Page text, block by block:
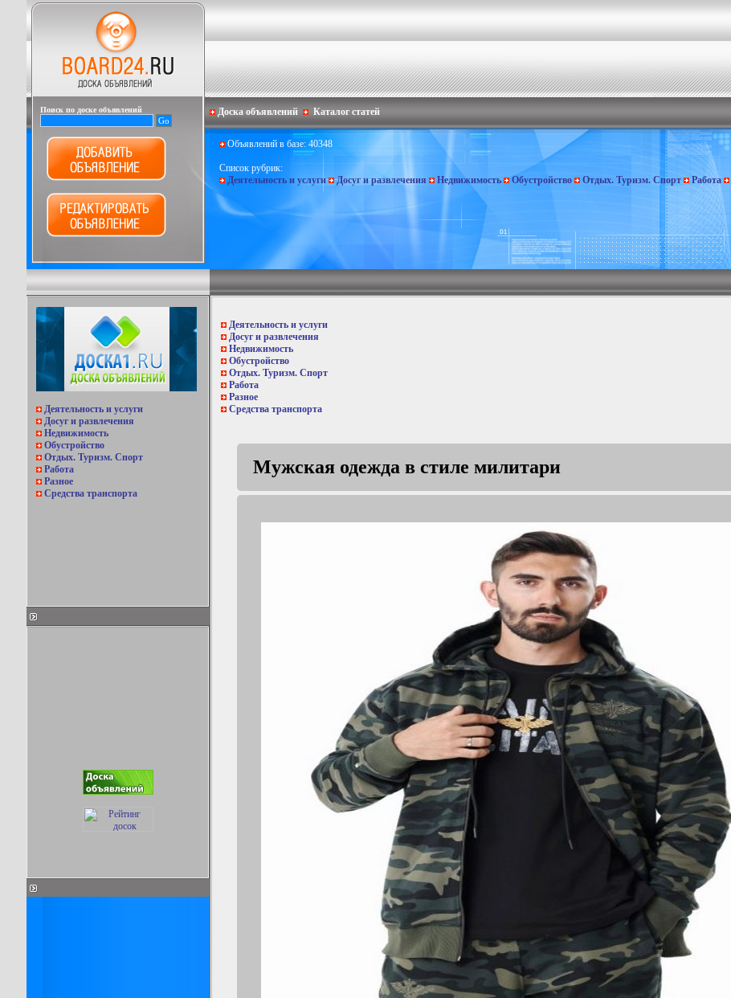
Поиск по доске объявлений
Деятельность и услуги
Досуг и развлечения
Недвижимость
Обустройство
Отдых. Туризм. Спорт
Работа
Разное
Средства транспорта
Доска объявлений Каталог статей
Объявлений в базе: 40348
Список рубрик:
Деятельность и услуги
Досуг и развлечения Недвижимость Обустройство Отдых. Туризм. Спорт Работа
Деятельность и услуги
Досуг и развлечения
Недвижимость
Обустройство
Отдых. Туризм. Спорт
Работа
Разное
Средства транспорта
Мужская одежда в стиле милитари